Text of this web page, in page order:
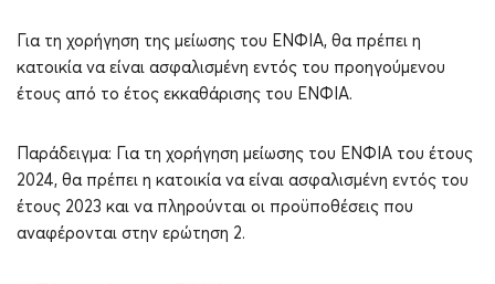
Για τη χορήγηση της μείωσης του ΕΝΦΙΑ, θα πρέπει η
κατοικία να είναι ασφαλισμένη εντός του προηγούμενου
έτους από το έτος εκκαθάρισης του ΕΝΦΙΑ.
Παράδειγμα: Για τη χορήγηση μείωσης του ΕΝΦΙΑ του έτους
2024, θα πρέπει η κατοικία να είναι ασφαλισμένη εντός του
έτους 2023 και να πληρούνται οι προϋποθέσεις που
αναφέρονται στην ερώτηση 2.